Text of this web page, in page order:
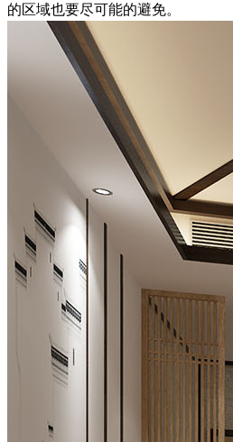
的区域也要尽可能的避免。